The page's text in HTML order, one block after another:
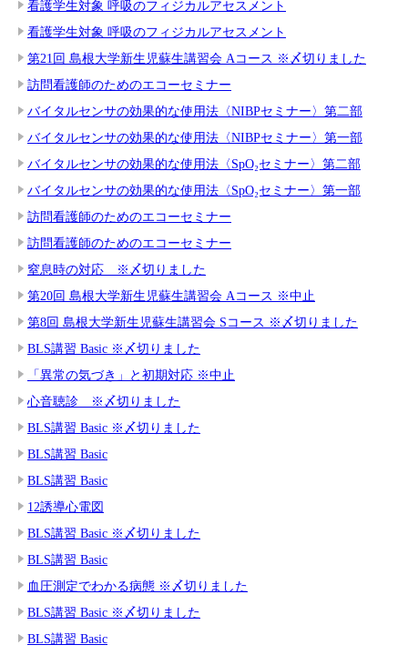
看護学生対象 呼吸のフィジカルアセスメント
看護学生対象 呼吸のフィジカルアセスメント
第21回 島根大学新生児蘇生講習会 Aコース ※〆切りました
訪問看護師のためのエコーセミナー
バイタルセンサの効果的な使用法〈NIBPセミナー〉第二部
バイタルセンサの効果的な使用法〈NIBPセミナー〉第一部
バイタルセンサの効果的な使用法〈SpO₂セミナー〉第二部
バイタルセンサの効果的な使用法〈SpO₂セミナー〉第一部
訪問看護師のためのエコーセミナー
訪問看護師のためのエコーセミナー
窒息時の対応 ※〆切りました
第20回 島根大学新生児蘇生講習会 Aコース ※中止
第8回 島根大学新生児蘇生講習会 Sコース ※〆切りました
BLS講習 Basic ※〆切りました
「異常の気づき」と初期対応 ※中止
心音聴診 ※〆切りました
BLS講習 Basic ※〆切りました
BLS講習 Basic
BLS講習 Basic
12誘導心電図
BLS講習 Basic ※〆切りました
BLS講習 Basic
血圧測定でわかる病態 ※〆切りました
BLS講習 Basic ※〆切りました
BLS講習 Basic